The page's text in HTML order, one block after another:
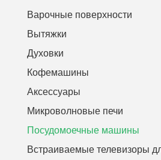
Варочные поверхности
Вытяжки
Духовки
Кофемашины
Аксессуары
Микроволновые печи
Посудомоечные машины
Встраиваемые телевизоры